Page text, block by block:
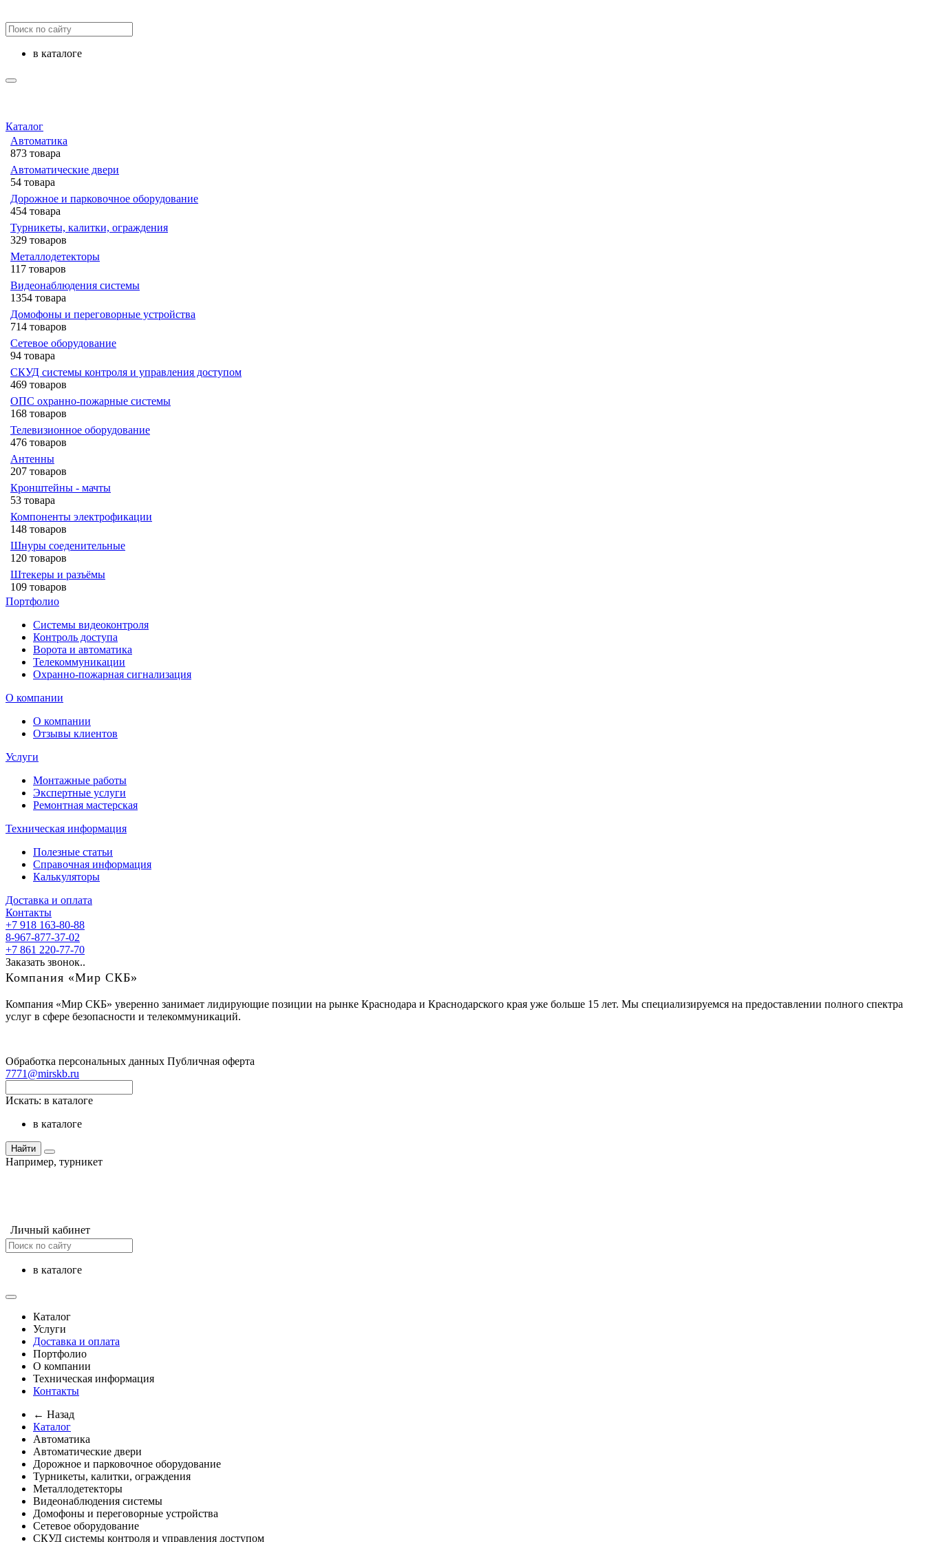
в каталоге
Каталог
Автоматика
873 товара
Автоматические двери
54 товара
Дорожное и парковочное оборудование
454 товара
Турникеты, калитки, ограждения
329 товаров
Металлодетекторы
117 товаров
Видеонаблюдения cистемы
1354 товара
Домофоны и переговорные устройства
714 товаров
Сетевое оборудование
94 товара
СКУД системы контроля и управления доступом
469 товаров
ОПС охранно-пожарные системы
168 товаров
Телевизионное оборудование
476 товаров
Антенны
207 товаров
Кронштейны - мачты
53 товара
Компоненты электрофикации
148 товаров
Шнуры соеденительные
120 товаров
Штекеры и разъёмы
109 товаров
Портфолио
Системы видеоконтроля
Контроль доступа
Ворота и автоматика
Телекоммуникации
Охранно-пожарная сигнализация
О компании
О компании
Отзывы клиентов
Услуги
Монтажные работы
Экспертные услуги
Ремонтная мастерская
Техническая информация
Полезные статьи
Справочная информация
Калькуляторы
Доставка и оплата
Контакты
+7 918 163-80-88
8-967-877-37-02
+7 861 220-77-70
Заказать звонок..
Компания «Мир СКБ»
Компания «Мир СКБ» уверенно занимает лидирующие позиции на рынке Краснодара и Краснодарского края уже больше 15 лет. Мы специализируемся на предоставлении полного спектра
услуг в сфере безопасности и телекоммуникаций.
Обработка персональных данных Публичная оферта
7771@mirskb.ru
Искать: в каталоге
в каталоге
Найти
Например, турникет
Личный кабинет
в каталоге
Каталог
Услуги
Доставка и оплата
Портфолио
О компании
Техническая информация
Контакты
← Назад
Каталог
Автоматика
Автоматические двери
Дорожное и парковочное оборудование
Турникеты, калитки, ограждения
Металлодетекторы
Видеонаблюдения cистемы
Домофоны и переговорные устройства
Сетевое оборудование
СКУД системы контроля и управления доступом